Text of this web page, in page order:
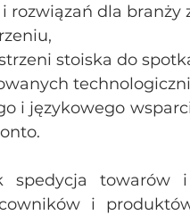
rozwiązań dla branży
stoiska do
i językowego
spedycja towarów i
i